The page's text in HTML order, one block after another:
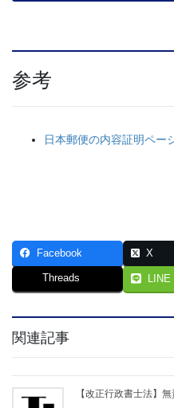
参考
日本郵便の内容証明ペー
Facebook X
Threads LINE
関連記事
【改正行政書士法】